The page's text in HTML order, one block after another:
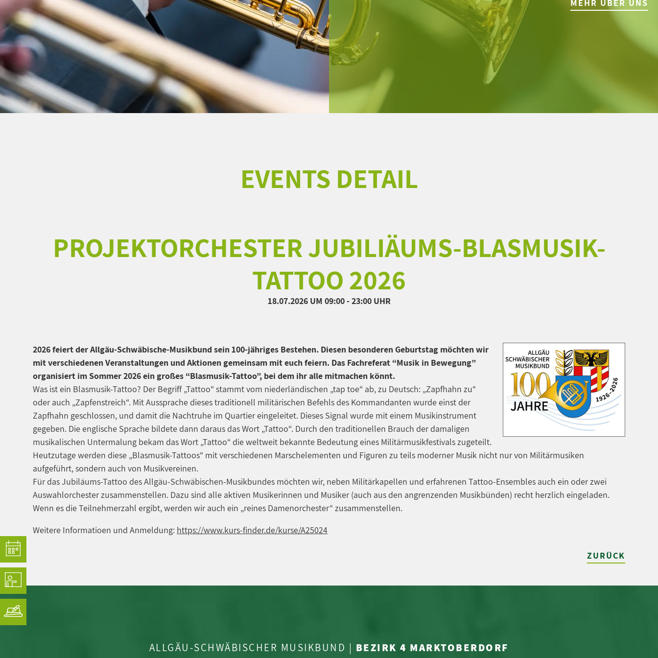
MEHR ÜBER UNS
EVENTS DETAIL
PROJEKTORCHESTER JUBILIÄUMS-BLASMUSIK-
TATTOO 2026
18.07.2026 UM 09:00 - 23:00 UHR
2026 feiert der Allgäu-Schwäbische-Musikbund sein 100-jähriges Bestehen. Diesen besonderen Geburtstag möchten wir
mit verschiedenen Veranstaltungen und Aktionen gemeinsam mit euch feiern. Das Fachreferat “Musik in Bewegung”
organisiert im Sommer 2026 ein großes “Blasmusik-Tattoo”, bei dem ihr alle mitmachen könnt.
Was ist ein Blasmusik-Tattoo? Der Begriff „Tattoo“ stammt vom niederländischen „tap toe“ ab, zu Deutsch: „Zapfhahn zu“
oder auch „Zapfenstreich“. Mit Aussprache dieses traditionell militärischen Befehls des Kommandanten wurde einst der
Zapfhahn geschlossen, und damit die Nachtruhe im Quartier eingeleitet. Dieses Signal wurde mit einem Musikinstrument
gegeben. Die englische Sprache bildete dann daraus das Wort „Tattoo“. Durch den traditionellen Brauch der damaligen
musikalischen Untermalung bekam das Wort „Tattoo“ die weltweit bekannte Bedeutung eines Militärmusikfestivals zugeteilt.
Heutzutage werden diese „Blasmusik-Tattoos“ mit verschiedenen Marschelementen und Figuren zu teils moderner Musik nicht nur von Militärmusiken
aufgeführt, sondern auch von Musikvereinen.
Für das Jubiläums-Tattoo des Allgäu-Schwäbischen-Musikbundes möchten wir, neben Militärkapellen und erfahrenen Tattoo-Ensembles auch ein oder zwei
Auswahlorchester zusammenstellen. Dazu sind alle aktiven Musikerinnen und Musiker (auch aus den angrenzenden Musikbünden) recht herzlich eingeladen.
Wenn es die Teilnehmerzahl ergibt, werden wir auch ein „reines Damenorchester“ zusammenstellen.
Weitere Informatioen und Anmeldung: https://www.kurs-finder.de/kurse/A25024
ZURÜCK
ALLGÄU-SCHWÄBISCHER MUSIKBUND | BEZIRK 4 MARKTOBERDORF